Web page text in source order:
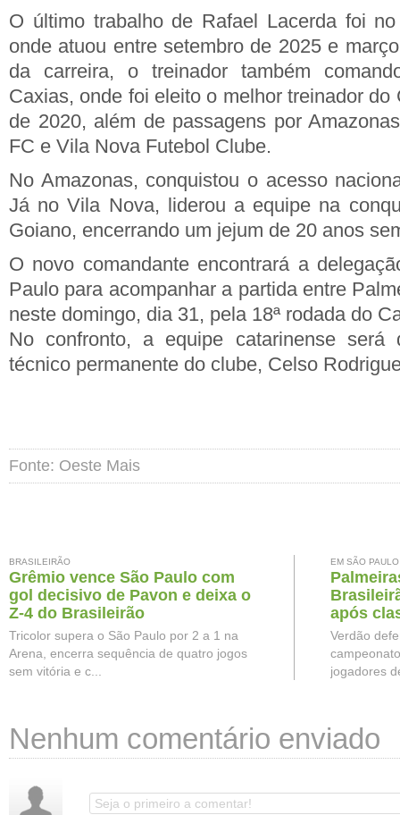
O último trabalho de Rafael Lacerda foi
onde atuou entre setembro de 2025 e
da carreira, o treinador também
Caxias, onde foi eleito o melhor treinador do
de 2020, além de passagens por
FC e Vila Nova Futebol Clube.
No Amazonas, conquistou o acesso
Já no Vila Nova, liderou a equipe na
Goiano, encerrando um jejum de 20 anos
O novo comandante encontrará a
Paulo para acompanhar a partida entre
neste domingo, dia 31, pela 18ª rodada do
No confronto, a equipe catarinense será
técnico permanente do clube, Celso
Fonte: Oeste Mais
BRASILEIRÃO
Grêmio vence São Paulo com
gol decisivo de Pavon e deixa o
Z-4 do Brasileirão
Tricolor supera o São Paulo por 2 a 1 na
Arena, encerra sequência de quatro jogos
sem vitória e c...
EM SÃO PAULO
após
Brasil
Verdão
jogadores
Nenhum comentário enviado